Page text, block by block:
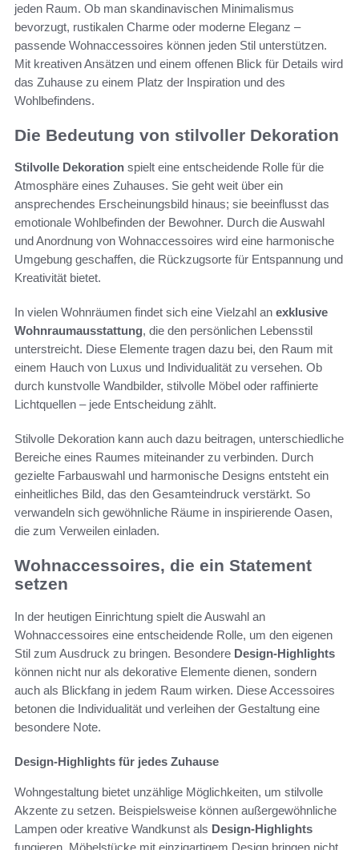
jeden Raum. Ob man skandinavischen Minimalismus
bevorzugt, rustikalen Charme oder moderne Eleganz –
passende Wohnaccessoires können jeden Stil unterstützen.
Mit kreativen Ansätzen und einem offenen Blick für Details wird
das Zuhause zu einem Platz der Inspiration und des
Wohlbefindens.
Die Bedeutung von stilvoller Dekoration
Stilvolle Dekoration spielt eine entscheidende Rolle für die
Atmosphäre eines Zuhauses. Sie geht weit über ein
ansprechendes Erscheinungsbild hinaus; sie beeinflusst das
emotionale Wohlbefinden der Bewohner. Durch die Auswahl
und Anordnung von Wohnaccessoires wird eine harmonische
Umgebung geschaffen, die Rückzugsorte für Entspannung und
Kreativität bietet.
In vielen Wohnräumen findet sich eine Vielzahl an exklusive
Wohnraumausstattung, die den persönlichen Lebensstil
unterstreicht. Diese Elemente tragen dazu bei, den Raum mit
einem Hauch von Luxus und Individualität zu versehen. Ob
durch kunstvolle Wandbilder, stilvolle Möbel oder raffinierte
Lichtquellen – jede Entscheidung zählt.
Stilvolle Dekoration kann auch dazu beitragen, unterschiedliche
Bereiche eines Raumes miteinander zu verbinden. Durch
gezielte Farbauswahl und harmonische Designs entsteht ein
einheitliches Bild, das den Gesamteindruck verstärkt. So
verwandeln sich gewöhnliche Räume in inspirierende Oasen,
die zum Verweilen einladen.
Wohnaccessoires, die ein Statement
setzen
In der heutigen Einrichtung spielt die Auswahl an
Wohnaccessoires eine entscheidende Rolle, um den eigenen
Stil zum Ausdruck zu bringen. Besondere Design-Highlights
können nicht nur als dekorative Elemente dienen, sondern
auch als Blickfang in jedem Raum wirken. Diese Accessoires
betonen die Individualität und verleihen der Gestaltung eine
besondere Note.
Design-Highlights für jedes Zuhause
Wohngestaltung bietet unzählige Möglichkeiten, um stilvolle
Akzente zu setzen. Beispielsweise können außergewöhnliche
Lampen oder kreative Wandkunst als Design-Highlights
fungieren. Möbelstücke mit einzigartigem Design bringen nicht